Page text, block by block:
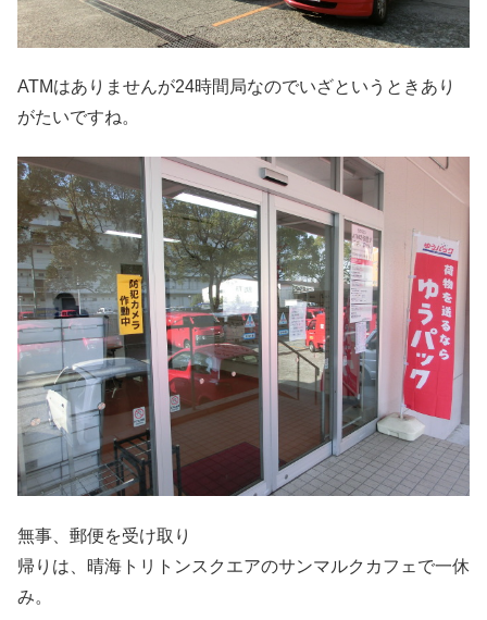
ATMはありませんが24時間局なのでいざというときあり
がたいですね。
無事、郵便を受け取り
帰りは、晴海トリトンスクエアのサンマルクカフェで一休
み。